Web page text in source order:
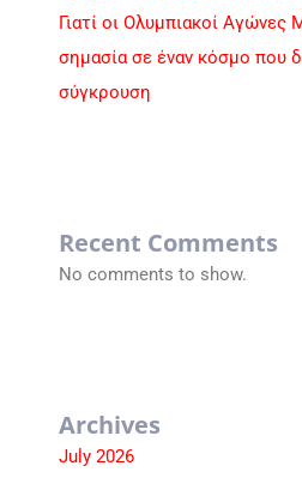
Γιατί οι Ολυμπιακοί
σημασία σε έναν κόσμο που
σύγκρουση
Recent Comments
No comments to show.
Archives
July 2026